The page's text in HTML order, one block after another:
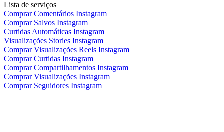
Lista de serviços
Comprar Comentários Instagram
Comprar Salvos Instagram
Curtidas Automáticas Instagram
Visualizações Stories Instagram
Comprar Visualizações Reels Instagram
Comprar Curtidas Instagram
Comprar Compartilhamentos Instagram
Comprar Visualizações Instagram
Comprar Seguidores Instagram